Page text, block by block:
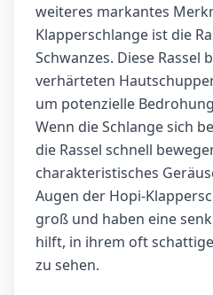
weiteres markantes
Klapperschlange ist die
Schwanzes. Diese Rassel
verhärteten
um potenzielle
Wenn die Schlange sich
die Rassel schnell
charakteristisches
Augen der Hopi-
groß und haben eine
hilft, in ihrem oft
zu sehen.